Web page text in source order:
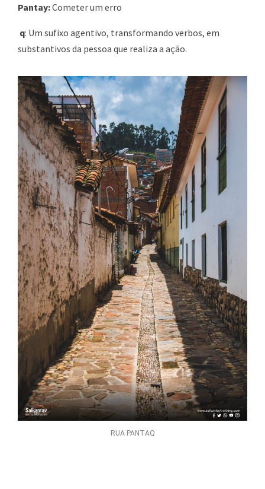
Pantay:Cometer um erro
q: Um sufixo agentivo, transformando verbos, em
substantivos da pessoa que realiza a ação.
RUA PANTAQ